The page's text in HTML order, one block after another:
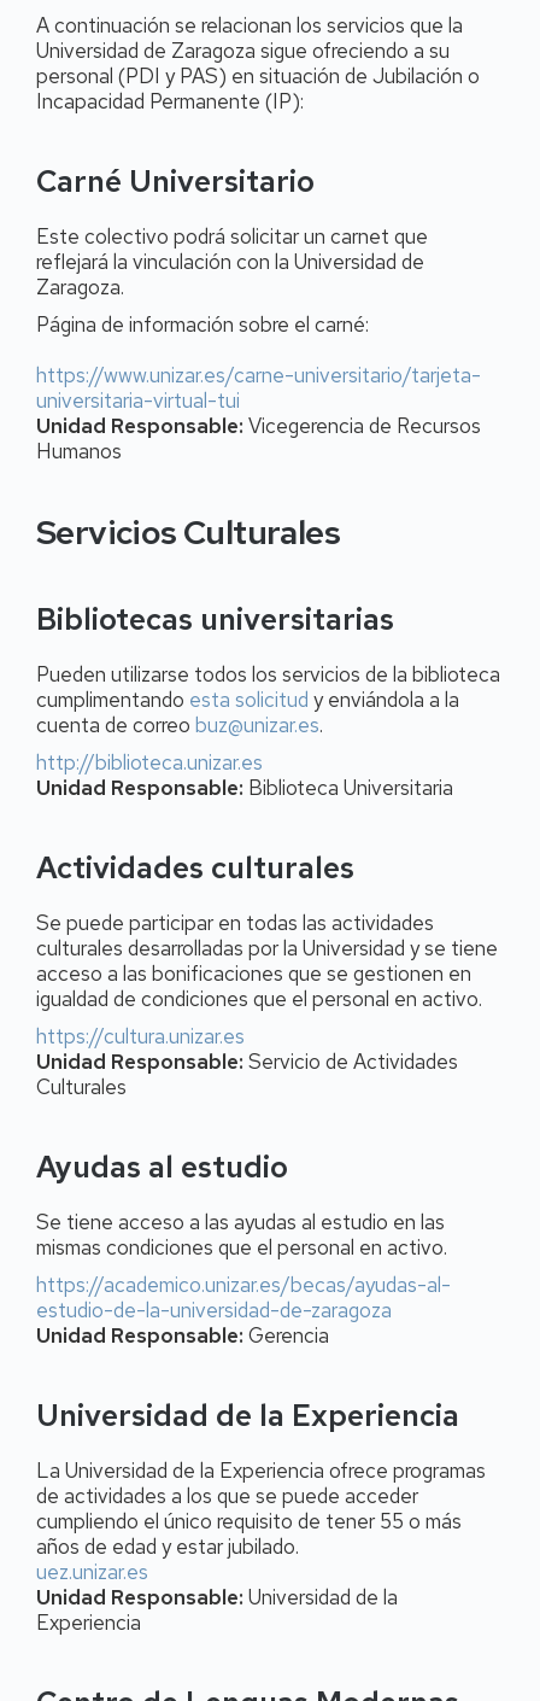
A continuación se relacionan los servicios que la
Universidad de Zaragoza sigue ofreciendo a su
personal (PDI y PAS) en situación de Jubilación o
Incapacidad Permanente (IP):
Carné Universitario
Este colectivo podrá solicitar un carnet que
reflejará la vinculación con la Universidad de
Zaragoza.
Página de información sobre el carné:
https://www.unizar.es/carne-universitario/tarjeta-
universitaria-virtual-tui
Unidad Responsable: Vicegerencia de Recursos
Humanos
Servicios Culturales
Bibliotecas universitarias
Pueden utilizarse todos los servicios de la biblioteca
cumplimentando esta solicitud y enviándola a la
cuenta de correo buz@unizar.es.
http://biblioteca.unizar.es
Unidad Responsable: Biblioteca Universitaria
Actividades culturales
Se puede participar en todas las actividades
culturales desarrolladas por la Universidad y se tiene
acceso a las bonificaciones que se gestionen en
igualdad de condiciones que el personal en activo.
https://cultura.unizar.es
Unidad Responsable: Servicio de Actividades
Culturales
Ayudas al estudio
Se tiene acceso a las ayudas al estudio en las
mismas condiciones que el personal en activo.
https://academico.unizar.es/becas/ayudas-al-
estudio-de-la-universidad-de-zaragoza
Unidad Responsable: Gerencia
Universidad de la Experiencia
La Universidad de la Experiencia ofrece programas
de actividades a los que se puede acceder
cumpliendo el único requisito de tener 55 o más
años de edad y estar jubilado.
uez.unizar.es
Unidad Responsable: Universidad de la
Experiencia